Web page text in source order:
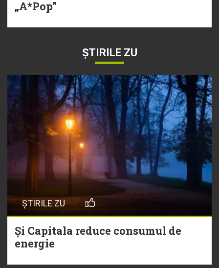
„A*Pop”
ȘTIRILE ZU
ȘTIRILE ZU
Și Capitala reduce consumul de
energie